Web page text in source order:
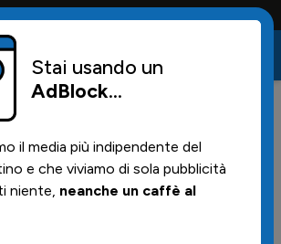
tutta la vita
a Dalmine:
nerazzurro, il
tifosi!
Stai usando un
AdBlock...
il media più indipendente del
e che viviamo di sola pubblicità
niente, neanche un caffè al